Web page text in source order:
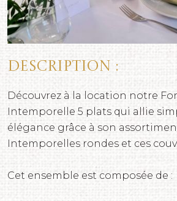
Description :
Découvrez à la location notre
Intemporelle 5 plats qui allie
élégance grâce à son
Intemporelles rondes et ces
Cet ensemble est composée de :